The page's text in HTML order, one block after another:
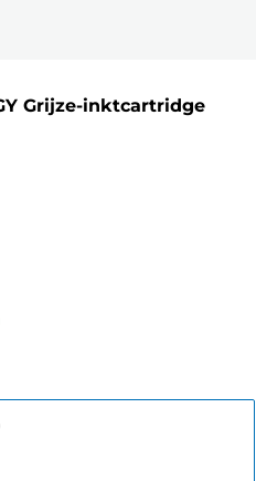
Grijze-inktcartridge